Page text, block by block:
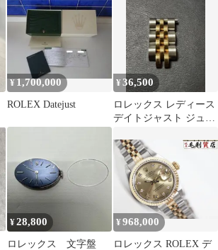
¥1,700,000
ROLEX Datejust
¥36,500
ロレックス レディース
デイトジャスト ジュビ
¥28,800
ロレックス 文字盤
¥968,000
ロレックス ROLEX デ